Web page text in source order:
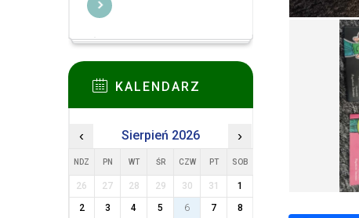
KALENDARZ
‹ Sierpień 2026 ›
NDZ PN WT ŚR CZW PT SOB
26 27 28 29 30 31
1
2
3 4 5 6 7
8